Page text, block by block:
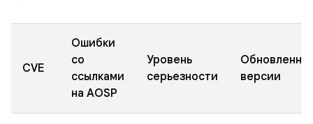
CVE
Ошибки
со
ссылками
на AOSP
Уровень
серьезности
версии